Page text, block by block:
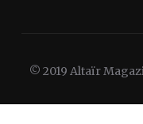
© 2019 Altaïr